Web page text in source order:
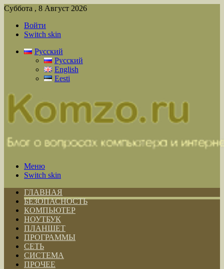
Суббота , 8 Август 2026
Войти
Switch skin
Русский
Русский
English
Eesti
Меню
Switch skin
ГЛАВНАЯ
БЕЗОПАСНОСТЬ
КОМПЬЮТЕР
НОУТБУК
ПЛАНШЕТ
ПРОГРАММЫ
СЕТЬ
СИСТЕМА
ПРОЧЕЕ